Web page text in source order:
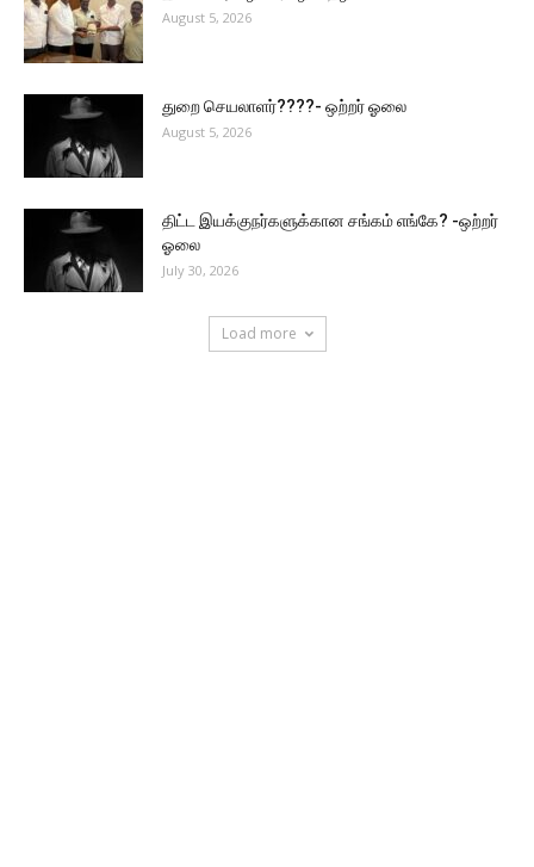
August 5, 2026
துறை செயலாளர்????- ஒற்றர் ஓலை
August 5, 2026
திட்ட இயக்குநர்களுக்கான சங்கம் எங்கே? -ஒற்றர்
ஓலை
July 30, 2026
Load more